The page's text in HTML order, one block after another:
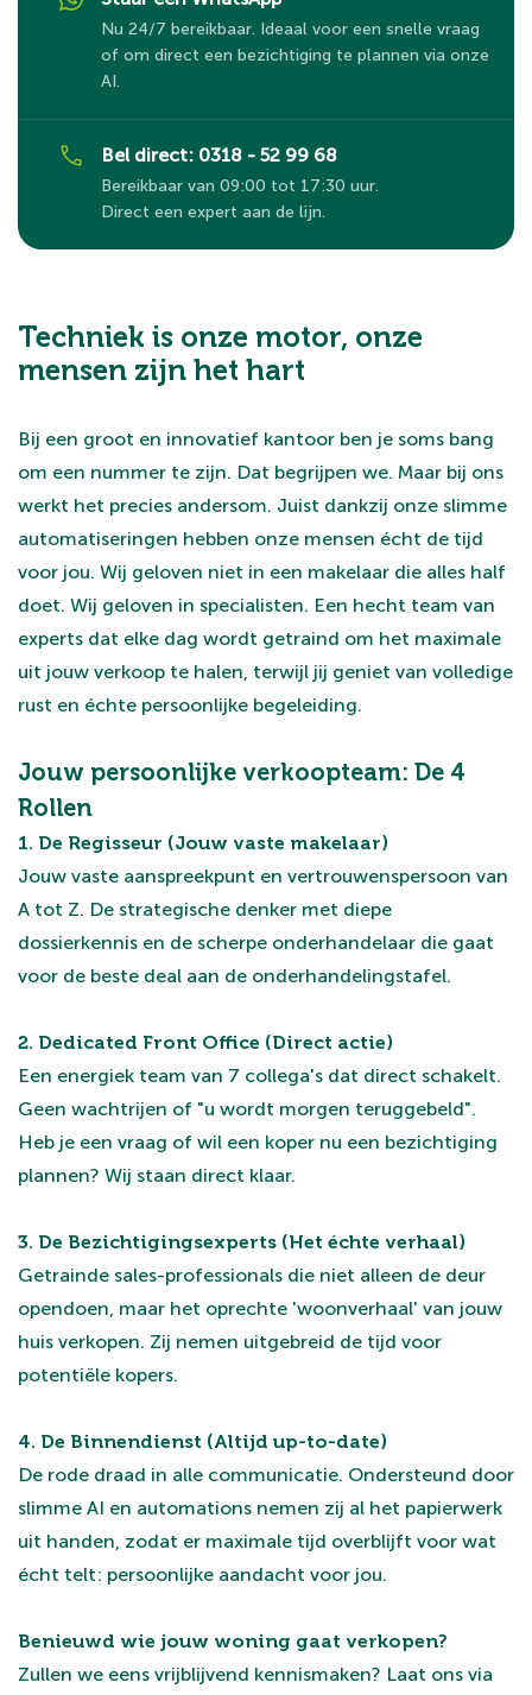
Nu 24/7 bereikbaar. Ideaal voor een snelle vraag
of om direct een bezichtiging te plannen via onze
AI.
Bel direct: 0318 - 52 99 68
Bereikbaar van 09:00 tot 17:30 uur.
Direct een expert aan de lijn.
Techniek is onze motor, onze
mensen zijn het hart
Bij een groot en innovatief kantoor ben je soms bang
om een nummer te zijn. Dat begrijpen we. Maar bij ons
werkt het precies andersom. Juist dankzij onze slimme
automatiseringen hebben onze mensen écht de tijd
voor jou. Wij geloven niet in een makelaar die alles half
doet. Wij geloven in specialisten. Een hecht team van
experts dat elke dag wordt getraind om het maximale
uit jouw verkoop te halen, terwijl jij geniet van volledige
rust en échte persoonlijke begeleiding.
Jouw persoonlijke verkoopteam: De 4
Rollen
1. De Regisseur (Jouw vaste makelaar)
Jouw vaste aanspreekpunt en vertrouwenspersoon van
A tot Z. De strategische denker met diepe
dossierkennis en de scherpe onderhandelaar die gaat
voor de beste deal aan de onderhandelingstafel.
2. Dedicated Front Office (Direct actie)
Een energiek team van 7 collega's dat direct schakelt.
Geen wachtrijen of "u wordt morgen teruggebeld".
Heb je een vraag of wil een koper nu een bezichtiging
plannen? Wij staan direct klaar.
3. De Bezichtigingsexperts (Het échte verhaal)
Getrainde sales-professionals die niet alleen de deur
opendoen, maar het oprechte 'woonverhaal' van jouw
huis verkopen. Zij nemen uitgebreid de tijd voor
potentiële kopers.
4. De Binnendienst (Altijd up-to-date)
De rode draad in alle communicatie. Ondersteund door
slimme AI en automations nemen zij al het papierwerk
uit handen, zodat er maximale tijd overblijft voor wat
écht telt: persoonlijke aandacht voor jou.
Benieuwd wie jouw woning gaat verkopen?
Zullen we eens vrijblijvend kennismaken? Laat ons via